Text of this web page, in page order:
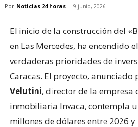
Por Noticias 24 horas - 9 junio, 2026
El inicio de la construcción del
en Las Mercedes, ha encendido
verdaderas prioridades de
Caracas. El proyecto, anunciado
Velutini, director de la empresa
inmobiliaria Invaca, contempla
millones de dólares entre 2026 y